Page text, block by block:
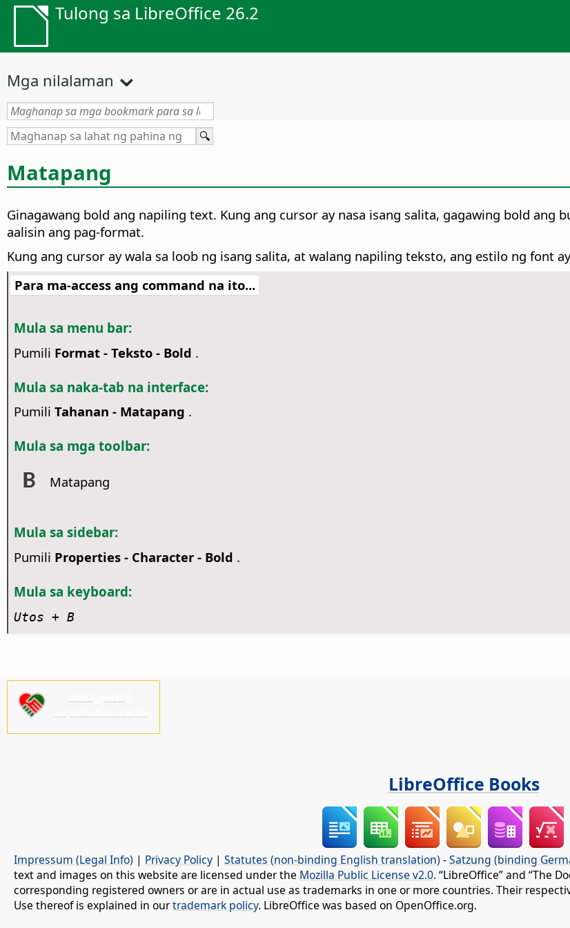
Tulong sa LibreOffice 26.2
Mga nilalaman
Matapang
Ginagawang bold ang napiling text. Kung ang cursor ay nasa isang salita, gagawing bold ang
aalisin ang pag-format.
Kung ang cursor ay wala sa loob ng isang salita, at walang napiling teksto, ang estilo ng font
Para ma-access ang command na ito...
Mula sa menu bar:
Pumili Format - Teksto - Bold .
Mula sa naka-tab na interface:
Pumili Tahanan - Matapang .
Mula sa mga toolbar:
Matapang
Mula sa sidebar:
Pumili Properties - Character - Bold .
Mula sa keyboard:
Utos + B
LibreOffice Books
Impressum (Legal Info) | Privacy Policy | Statutes (non-binding English translation) -Satzung (binding
text and images on this website are licensed under the Mozilla Public License v2.0. “LibreOffice” and “The
corresponding registered owners or are in actual use as trademarks in one or more countries. Their
Use thereof is explained in ourtrademark policy. LibreOffice was based on OpenOffice.org.